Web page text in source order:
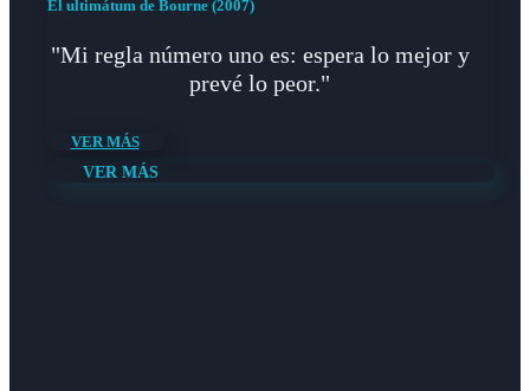
El ultimátum de Bourne (2007)
"Mi regla número uno es: espera lo mejor y
prevé lo peor."
VER MÁS
VER MÁS